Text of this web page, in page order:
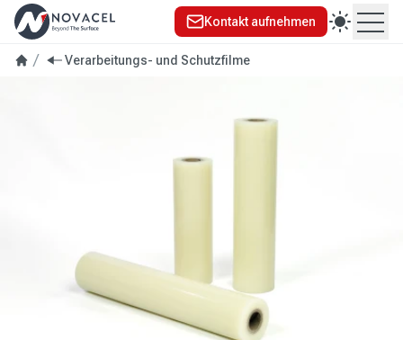
Kontakt aufnehmen
Verarbeitungs- und Schutzfilme